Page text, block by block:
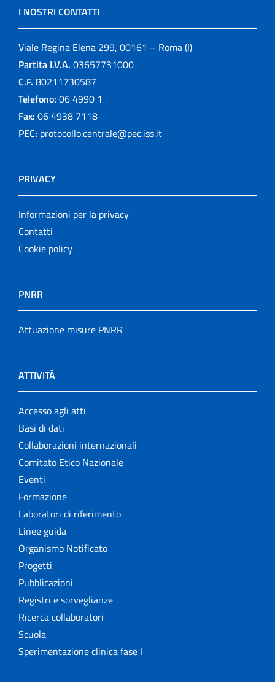
I NOSTRI CONTATTI
Viale Regina Elena 299, 00161 – Roma (I)
Partita I.V.A. 03657731000
C.F. 80211730587
Telefono: 06 4990 1
Fax: 06 4938 7118
PEC: protocollo.centrale@pec.iss.it
PRIVACY
Informazioni per la privacy
Contatti
Cookie policy
PNRR
Attuazione misure PNRR
ATTIVITÀ
Accesso agli atti
Basi di dati
Collaborazioni internazionali
Comitato Etico Nazionale
Eventi
Formazione
Laboratori di riferimento
Linee guida
Organismo Notificato
Progetti
Pubblicazioni
Registri e sorveglianze
Ricerca collaboratori
Scuola
Sperimentazione clinica fase I